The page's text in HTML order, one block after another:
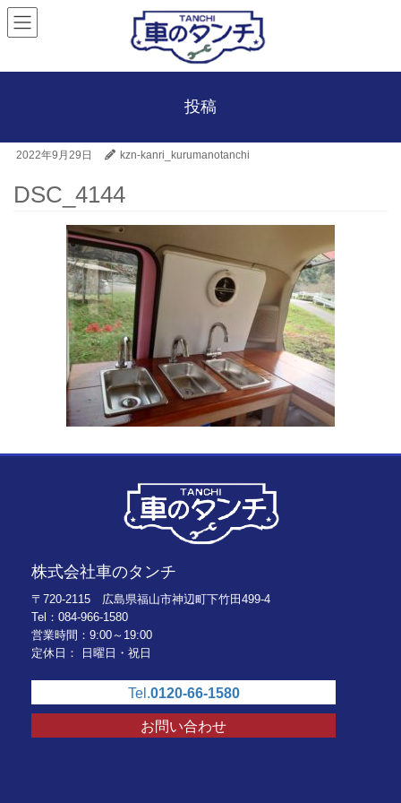
投稿
2022年9月29日 kzn-kanri_kurumanotanchi
DSC_4144
株式会社車のタンチ
〒720-2115 広島県福山市神辺町下竹田499-4
Tel：084-966-1580
営業時間：9:00～19:00
定休日： 日曜日・祝日
Tel.0120-66-1580
お問い合わせ